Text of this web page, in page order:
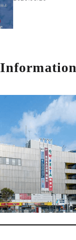
Information